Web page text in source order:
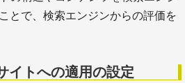
で守るべきポイント
とで、検索エンジンからの評価を
イトへの適用の設定